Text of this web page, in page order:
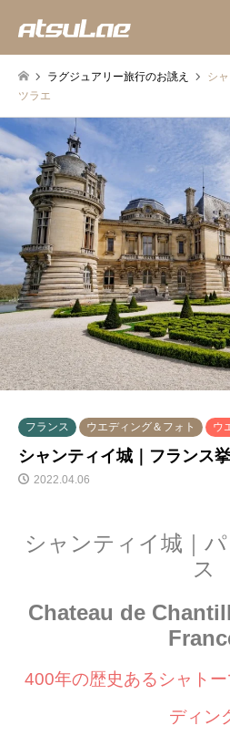
ラグジュアリー旅行のお誂え
シ
ツラエ
フランス ウエディング＆フォト ウ
シャンティイ城｜フランス
2022.04.06
シャンティイ城｜
ス
Chateau de
400年の歴史あるシャト
ディン